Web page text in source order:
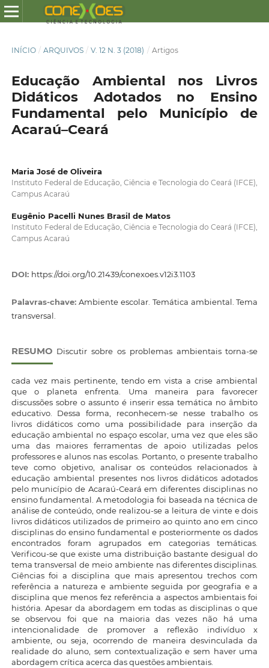
INÍCIO / ARQUIVOS / V. 12 N. 3 (2018) / Artigos
Educação Ambiental nos Livros
Didáticos Adotados no Ensino
Fundamental pelo Município de
Acaraú–Ceará
Maria José de Oliveira
Instituto Federal de Educação, Ciência e Tecnologia do Ceará (IFCE),
Campus Acaraú
Eugênio Pacelli Nunes Brasil de Matos
Instituto Federal de Educação, Ciência e Tecnologia do Ceará (IFCE),
Campus Acaraú
DOI: https://doi.org/10.21439/conexoes.v12i3.1103
Palavras-chave:Ambiente escolar. Temática ambiental. Tema
transversal.
RESUMO Discutir sobre os problemas ambientais torna-se
cada vez mais pertinente, tendo em vista a crise ambiental
que o planeta enfrenta. Uma maneira para favorecer
discussões sobre o assunto é inserir essa temática no âmbito
educativo. Dessa forma, reconhecem-se nesse trabalho os
livros didáticos como uma possibilidade para inserção da
educação ambiental no espaço escolar, uma vez que eles são
uma das maiores ferramentas de apoio utilizadas pelos
professores e alunos nas escolas. Portanto, o presente trabalho
teve como objetivo, analisar os conteúdos relacionados à
educação ambiental presentes nos livros didáticos adotados
pelo município de Acaraú-Ceará em diferentes disciplinas no
ensino fundamental. A metodologia foi baseada na técnica de
análise de conteúdo, onde realizou-se a leitura de vinte e dois
livros didáticos utilizados de primeiro ao quinto ano em cinco
disciplinas do ensino fundamental e posteriormente os dados
encontrados foram agrupados em categorias temáticas.
Verificou-se que existe uma distribuição bastante desigual do
tema transversal de meio ambiente nas diferentes disciplinas.
Ciências foi a disciplina que mais apresentou trechos com
referência a natureza e ambiente seguida por geografia e a
disciplina que menos fez referência a aspectos ambientais foi
história. Apesar da abordagem em todas as disciplinas o que
se observou foi que na maioria das vezes não há uma
intencionalidade de promover a reflexão indivíduo x
ambiente, ou seja, ocorrendo de maneira desvinculada da
realidade do aluno, sem contextualização e sem haver uma
abordagem crítica acerca das questões ambientais.